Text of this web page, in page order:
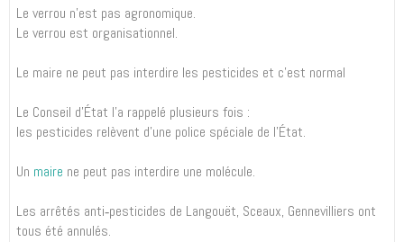
Le verrou n’est pas agronomique.
Le verrou est organisationnel.
Le maire ne peut pas interdire les pesticides et c’est normal
Le Conseil d’État l’a rappelé plusieurs fois :
les pesticides relèvent d’une police spéciale de l’État.
Un maire ne peut pas interdire une molécule.
Les arrêtés anti‑pesticides de Langouët, Sceaux, Gennevilliers ont
tous été annulés.